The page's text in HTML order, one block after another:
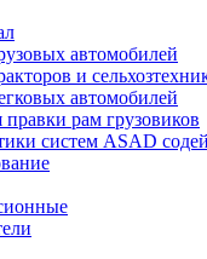
автомобилей
и
автомобилей
рам грузовиков
систем ASAD